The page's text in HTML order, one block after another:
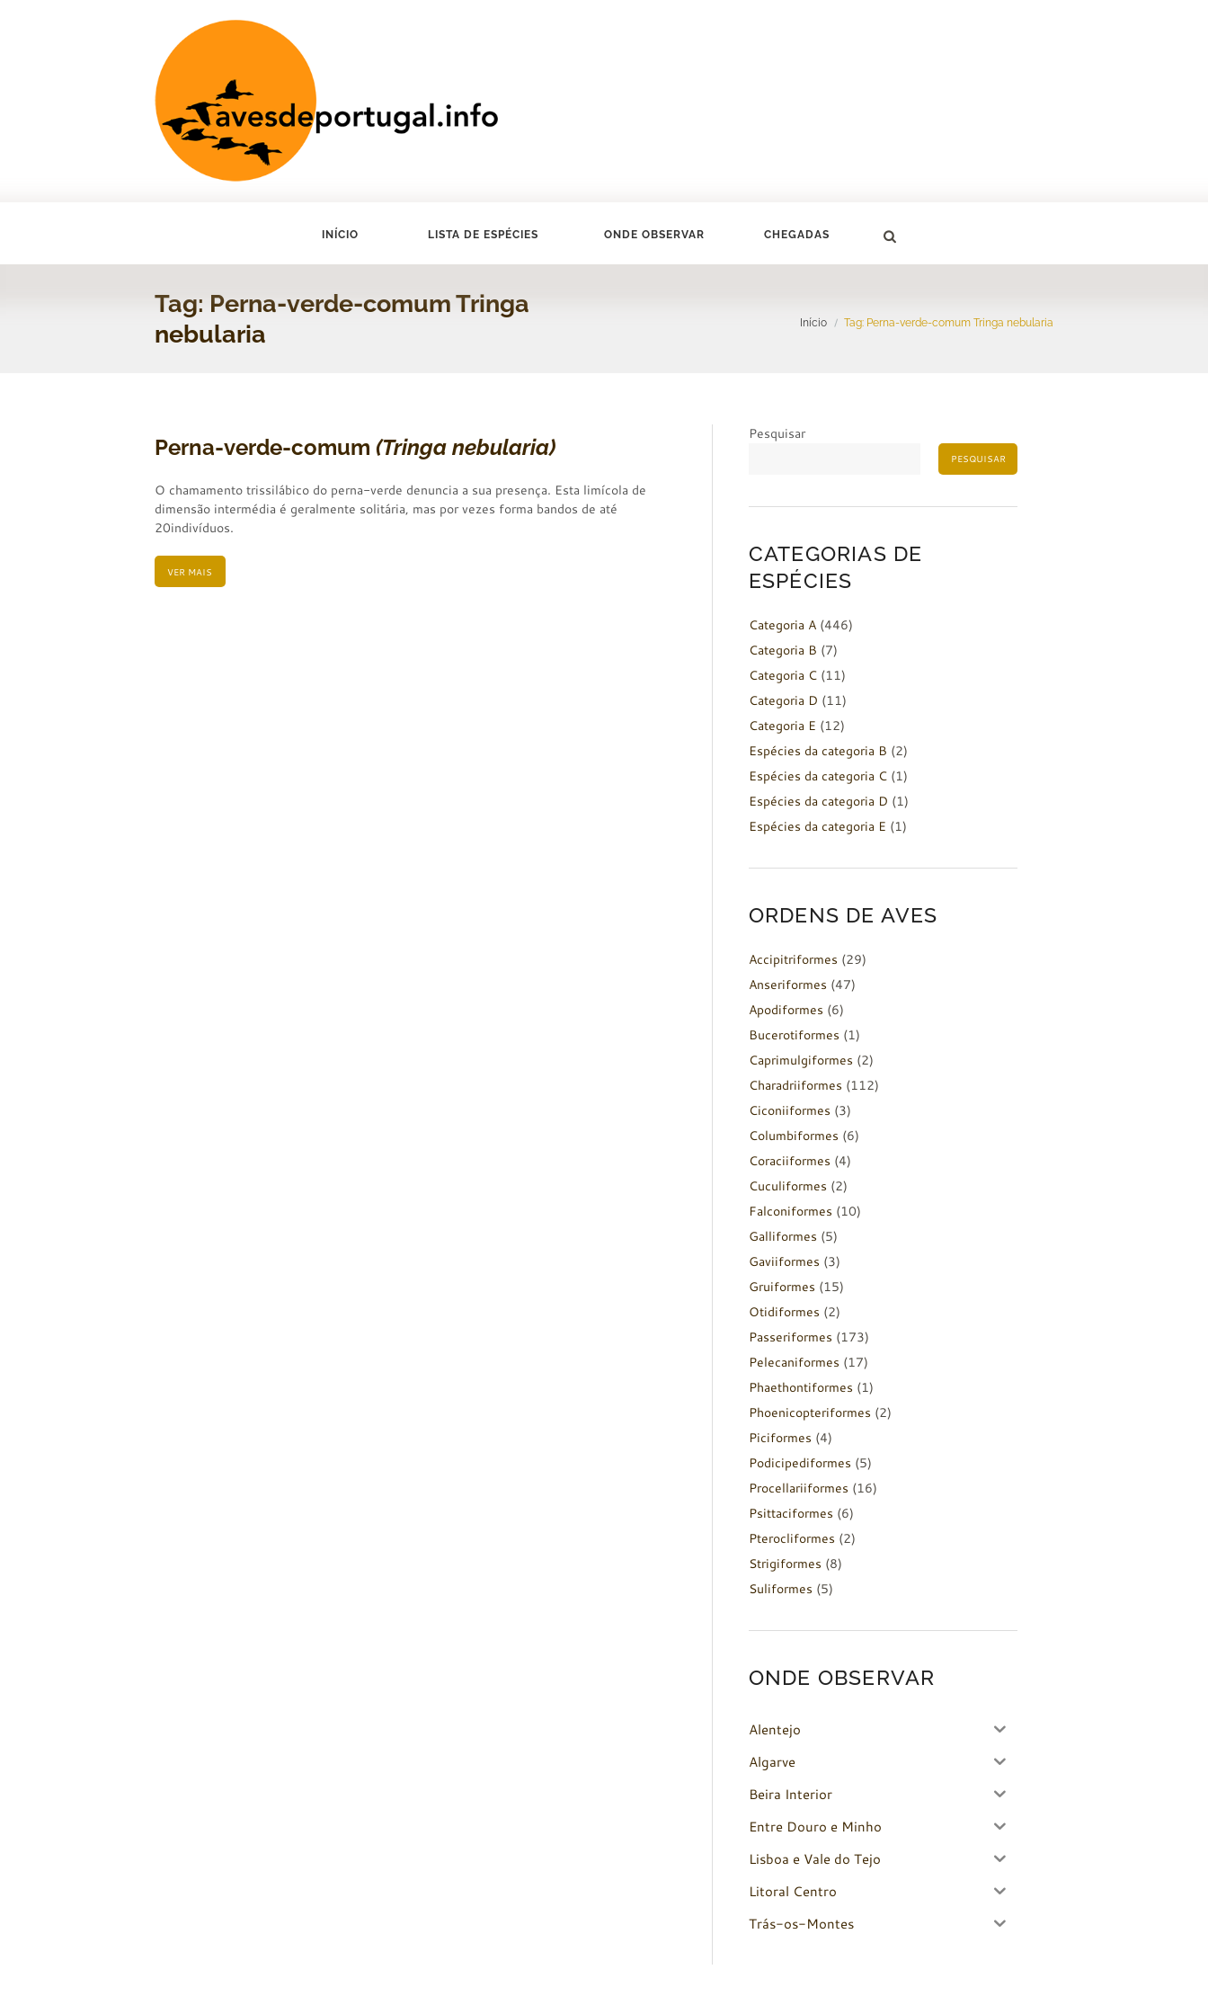
INÍCIO LISTA DE ESPÉCIES ONDE OBSERVAR CHEGADAS
Tag: Perna-verde-comum Tringa
nebularia
Início Tag: Perna-verde-comum Tringa nebularia
Perna-verde-comum (Tringa nebularia)
O chamamento trissilábico do perna-verde denuncia a sua presença. Esta limícola de
dimensão intermédia é geralmente solitária, mas por vezes forma bandos de até
20indivíduos.
VER MAIS
Pesquisar
PESQUISAR
CATEGORIAS DE
ESPÉCIES
Categoria A(446)
Categoria B (7)
Categoria C(11)
Categoria D (11)
Categoria E (12)
Espécies da categoria B (2)
Espécies da categoria C(1)
Espécies da categoria D (1)
Espécies da categoria E (1)
ORDENS DE AVES
Accipitriformes (29)
Anseriformes (47)
Apodiformes (6)
Bucerotiformes (1)
Caprimulgiformes (2)
Charadriiformes (112)
Ciconiiformes (3)
Columbiformes (6)
Coraciiformes (4)
Cuculiformes (2)
Falconiformes (10)
Galliformes (5)
Gaviiformes (3)
Gruiformes (15)
Otidiformes (2)
Passeriformes (173)
Pelecaniformes (17)
Phaethontiformes (1)
Phoenicopteriformes (2)
Piciformes (4)
Podicipediformes (5)
Procellariiformes (16)
Psittaciformes (6)
Pterocliformes (2)
Strigiformes (8)
Suliformes (5)
ONDE OBSERVAR
Alentejo
Algarve
Beira Interior
Entre Douro e Minho
Lisboa e Vale do Tejo
Litoral Centro
Trás-os-Montes